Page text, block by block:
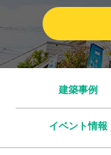
建築事例
イベント情報